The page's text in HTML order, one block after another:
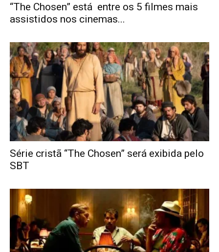
“The Chosen” está entre os 5 filmes mais
assistidos nos cinemas...
Série cristã “The Chosen” será exibida pelo
SBT